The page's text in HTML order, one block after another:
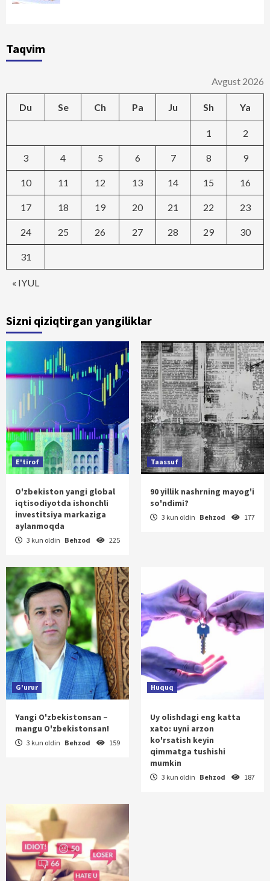
Taqvim
Avgust 2026
Du Se Ch Pa Ju Sh Ya
« IYUL
1 2
3 4 5 6 7 8 9
10 11 12 13 14 15 16
17 18 19 20 21 22 23
24 25 26 27 28 29 30
31
Sizni qiziqtirgan yangiliklar
E'tirof
O'zbekiston yangi global
iqtisodiyotda ishonchli
investitsiya markaziga
aylanmoqda
3 kun oldin Behzod 225
Taassuf
90 yillik nashrning mayog'i
so'ndimi?
3 kun oldin Behzod 177
G'urur
Yangi O'zbekistonsan –
mangu O'zbekistonsan!
3 kun oldin Behzod 159
Huquq
Uy olishdagi eng katta
xato: uyni arzon
ko'rsatish keyin
qimmatga tushishi
mumkin
3 kun oldin Behzod 187